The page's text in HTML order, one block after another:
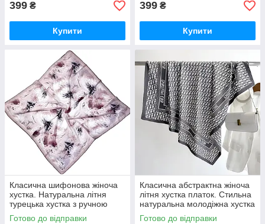
399 ₴
Купити
399 ₴
Купити
Класична шифонова жіноча
хустка. Натуральна літня
турецька хустка з ручною
обробкою краю
Готово до відправки
Класична абстрактна жіноча
літня хустка платок. Стильна
натуральна молодіжна хустка
Готово до відправки